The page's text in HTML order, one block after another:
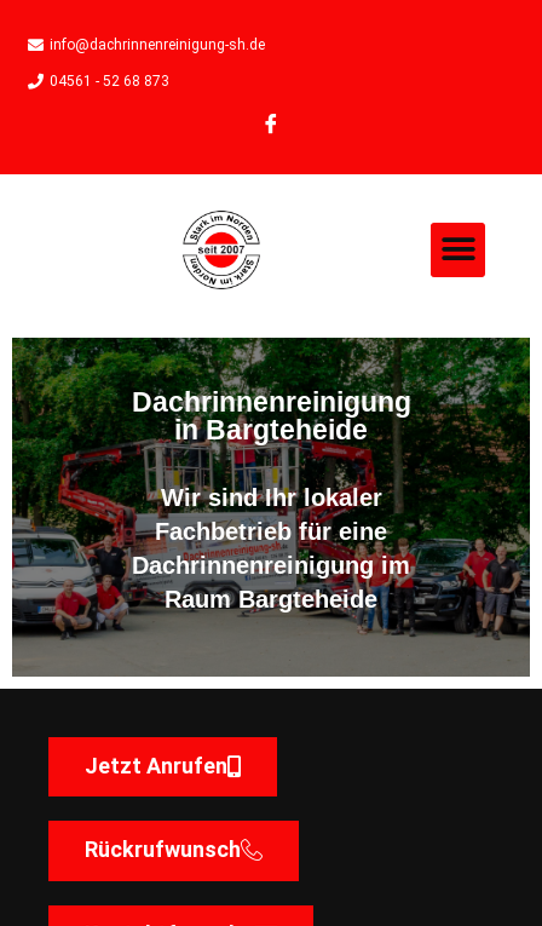
info@dachrinnenreinigung-sh.de
04561 - 52 68 873
Dachrinnenreinigung
in Bargteheide
Wir sind Ihr lokaler
Fachbetrieb für eine
Dachrinnenreinigung im
Raum Bargteheide
Jetzt Anrufen
Rückrufwunsch